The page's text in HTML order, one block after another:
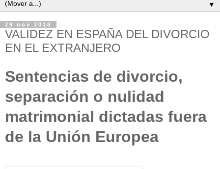
▼
29 nov 2018
VALIDEZ EN ESPAÑA DEL DIVORCIO
EN EL EXTRANJERO
Sentencias de divorcio,
separación o nulidad
matrimonial dictadas fuera
de la Unión Europea